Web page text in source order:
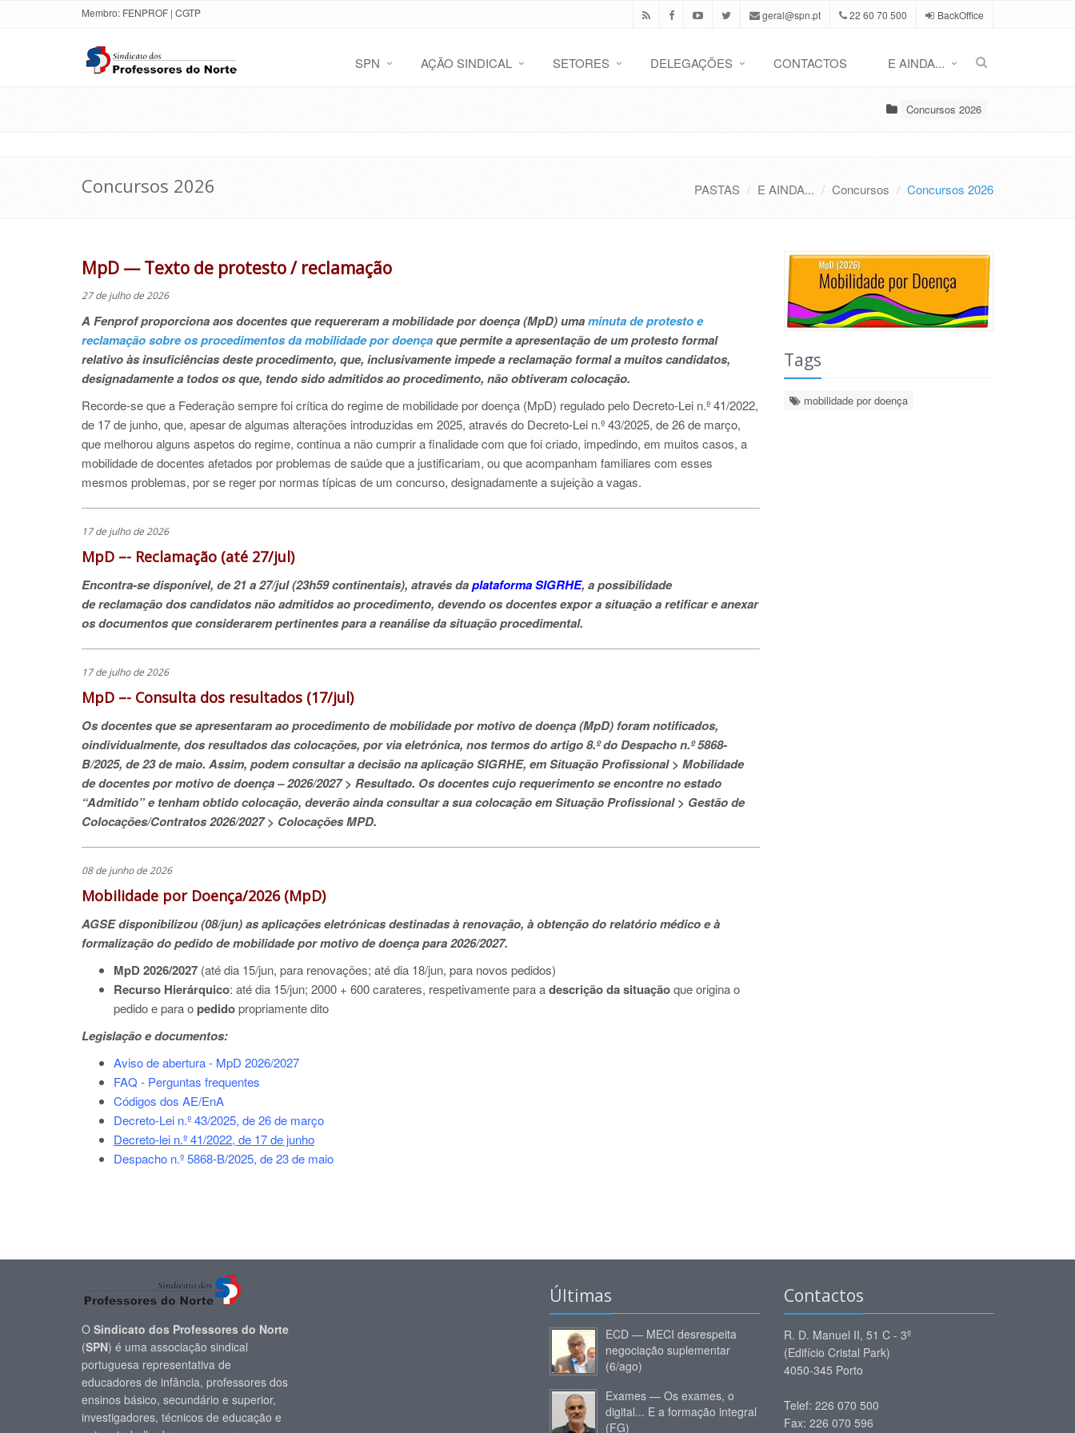
Membro: FENPROF | CGTP geral@spn.pt 22 60 70 500 BackOffice
SPN AÇÃO SINDICAL SETORES DELEGAÇÕES CONTACTOS E AINDA...
Concursos 2026
Concursos 2026 PASTAS E AINDA... Concursos Concursos 2026
MpD — Texto de protesto / reclamação
27 de julho de 2026
A Fenprof proporciona aos docentes que requereram a mobilidade por doença (MpD) umaminuta deprotesto e
reclamação sobre os procedimentos da mobilidade por doençaque permite a apresentação de um protesto formal
relativo às insuficiências deste procedimento, que, inclusivamente impede a reclamação formal a muitos candidatos,
designadamente a todos os que, tendo sido admitidos ao procedimento, não obtiveram colocação.
Recorde-se que a Federação sempre foi crítica do regime de mobilidade por doença (MpD) regulado pelo Decreto-Lei n.º 41/2022,
de 17 de junho, que, apesar de algumas alterações introduzidas em 2025, através do Decreto-Lei n.º 43/2025, de 26 de março,
que melhorou alguns aspetos do regime, continua a não cumprir a finalidade com que foi criado, impedindo, em muitos casos, a
mobilidade de docentes afetados por problemas de saúde que a justificariam, ou que acompanham familiares com esses
mesmos problemas, por se reger por normas típicas de um concurso, designadamente a sujeição a vagas.
17 de julho de 2026
MpD –- Reclamação (até 27/jul)
Encontra-se disponível, de 21 a 27/jul (23h59 continentais), através daplataforma SIGRHE, a possibilidade
de reclamação dos candidatos não admitidos ao procedimento, devendo os docentes expor a situação a retificar e anexar
os documentos que considerarem pertinentes para a reanálise da situação procedimental.
17 de julho de 2026
MpD –- Consulta dos resultados (17/jul)
Os docentes que se apresentaram ao procedimento de mobilidade por motivo de doença (MpD) foram notificados,
oindividualmente, dos resultados das colocações, por via eletrónica, nos termos do artigo 8.º do Despacho n.º 5868-
B/2025, de 23 de maio. Assim, podem consultar a decisão na aplicação SIGRHE, em Situação Profissional > Mobilidade
de docentes por motivo de doença – 2026/2027 > Resultado. Os docentes cujo requerimento se encontre no estado
“Admitido” e tenham obtido colocação, deverão ainda consultar a sua colocação em Situação Profissional > Gestão de
Colocações/Contratos 2026/2027 > Colocações MPD.
08 de junho de 2026
Mobilidade por Doença/2026 (MpD)
AGSE disponibilizou (08/jun) as aplicações eletrónicas destinadas à renovação, à obtenção do relatório médico e à
formalização do pedido de mobilidade por motivo de doença para 2026/2027.
MpD 2026/2027 (até dia 15/jun, para renovações; até dia 18/jun, para novos pedidos)
Recurso Hierárquico: até dia 15/jun; 2000 + 600 carateres, respetivamente para adescrição da situaçãoque origina o
pedido e para opedidopropriamente dito
Legislação e documentos:
Aviso de abertura - MpD 2026/2027
FAQ - Perguntas frequentes
Códigos dos AE/EnA
Decreto-Lei n.º 43/2025, de 26 de março
Decreto-lei n.º 41/2022, de 17 de junho
Despacho n.º 5868-B/2025, de 23 de maio
Tags
mobilidade por doença
O Sindicato dos Professores do Norte
(SPN) é uma associação sindical
portuguesa representativa de
educadores de infância, professores dos
ensinos básico, secundário e superior,
investigadores, técnicos de educação e
Últimas
ECD — MECI desrespeita
negociação suplementar
(6/ago)
Exames — Os exames, o
digital... E a formação integral
(FG)
Contactos
R. D. Manuel II, 51 C - 3º
(Edifício Cristal Park)
4050-345 Porto
Telef: 226 070 500
Fax: 226 070 596